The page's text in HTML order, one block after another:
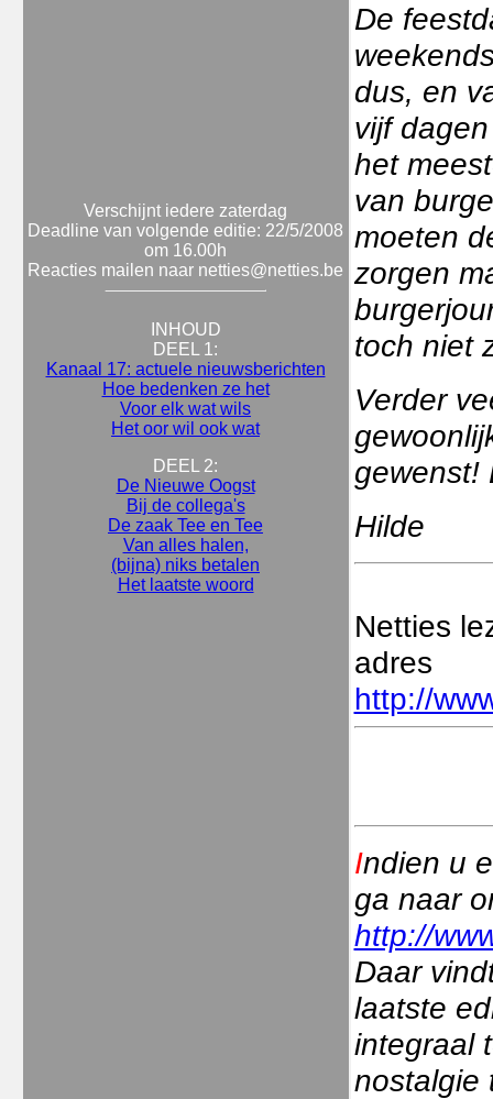
Verschijnt iedere zaterdag
Deadline van volgende editie: 22/5/2008
om 16.00h
Reacties mailen naar netties@netties.be
INHOUD
DEEL 1:
Kanaal 17: actuele nieuwsberichten
Hoe bedenken ze het
Voor elk wat wils
Het oor wil ook wat
DEEL 2:
De Nieuwe Oogst
Bij de collega's
De zaak Tee en Tee
Van alles halen,
(bijna) niks betalen
Het laatste woord
De
dus, en
vijf
het
van
moeten
zorgen
toch niet
Verder
gewenst!
Hilde
Netties
adres
http://
Indien u
ga naar
http://
Daar
laatste
integraal
nostalgie